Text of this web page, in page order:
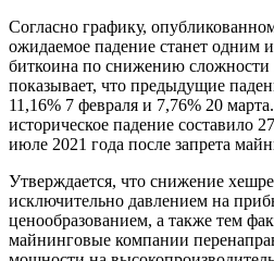
Согласно графику,
ожидаемое падение станет одним
биткоина по снижению
показывает, что предыдущие
11,16% 7 февраля и 7,76% 20
историческое падение составило
июле 2021 года после запрета
Утверждается, что снижение
исключительно давлением на
ценообразованием, а также тем
майнинговые компании